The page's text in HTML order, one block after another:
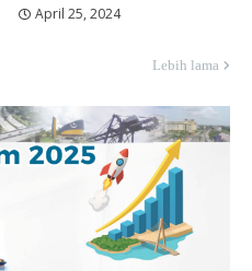
April 25, 2024
Lebih lama